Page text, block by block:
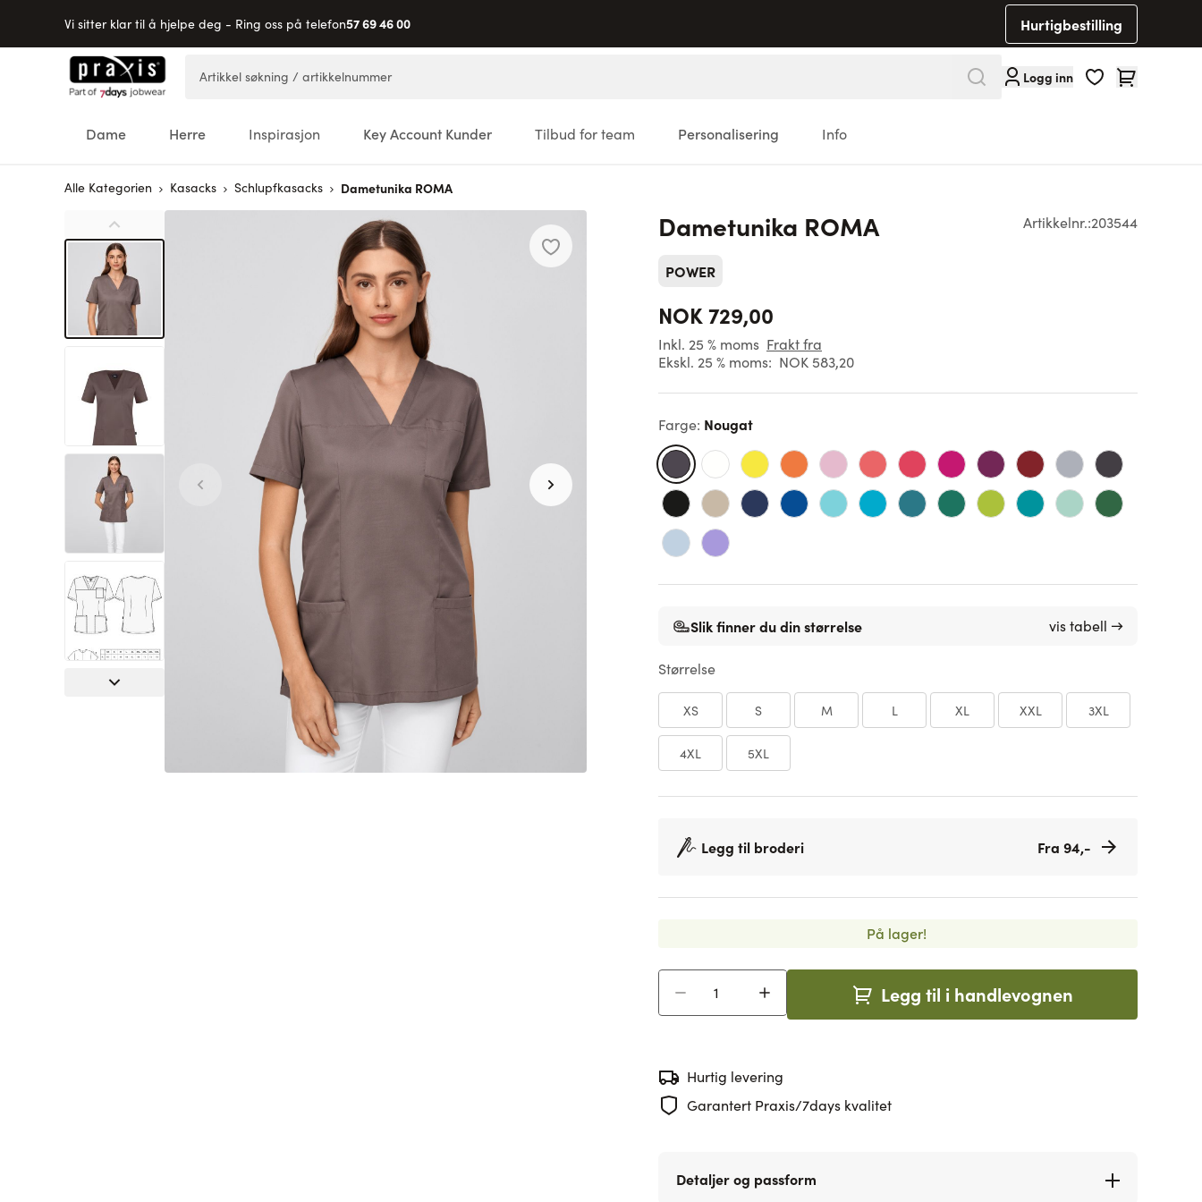
Vi sitter klar til å hjelpe deg - Ring oss på telefon57 69 46 00 Hurtigbestilling
Hopp til innhold
Logg inn Cart
Dame Herre Inspirasjon Key Account Kunder Tilbud for team Personalisering Info
Alle Kategorien Kasacks Schlupfkasacks Dametunika ROMA
Artikkelnr.:203544
Dametunika ROMA
POWER
NOK 729,00
Inkl. 25 % moms Frakt fra
Ekskl. 25 % moms: NOK 583,20
Farge: Nougat
Slik finner du din størrelse vis tabell →
Størrelse
XS S M L XL XXL 3XL
4XL 5XL
Legg til broderi Fra 94,-
På lager!
Legg til i handlevognen
Hurtig levering
Garantert Praxis/7days kvalitet
Detaljer og passform